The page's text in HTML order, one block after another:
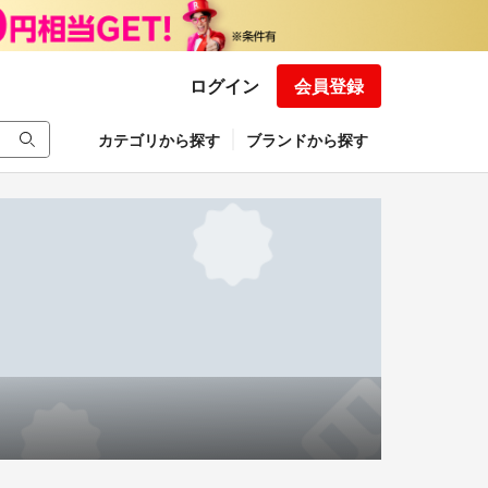
ログイン 会員登録
カテゴリから探す ブランドから探す